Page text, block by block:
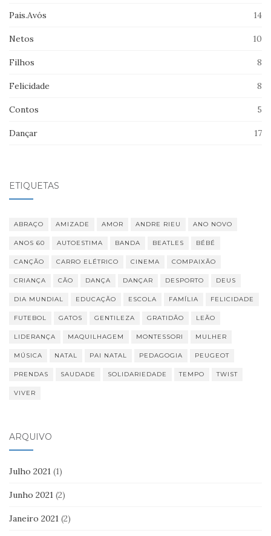
Pais.Avós 14
Netos 10
Filhos 8
Felicidade 8
Contos 5
Dançar 17
ETIQUETAS
ABRAÇO AMIZADE AMOR ANDRE RIEU ANO NOVO
ANOS 60 AUTOESTIMA BANDA BEATLES BÉBÉ
CANÇÃO CARRO ELÉTRICO CINEMA COMPAIXÃO
CRIANÇA CÃO DANÇA DANÇAR DESPORTO DEUS
DIA MUNDIAL EDUCAÇÃO ESCOLA FAMÍLIA FELICIDADE
FUTEBOL GATOS GENTILEZA GRATIDÃO LEÃO
LIDERANÇA MAQUILHAGEM MONTESSORI MULHER
MÚSICA NATAL PAI NATAL PEDAGOGIA PEUGEOT
PRENDAS SAUDADE SOLIDARIEDADE TEMPO TWIST
VIVER
ARQUIVO
Julho 2021 (1)
Junho 2021 (2)
Janeiro 2021 (2)